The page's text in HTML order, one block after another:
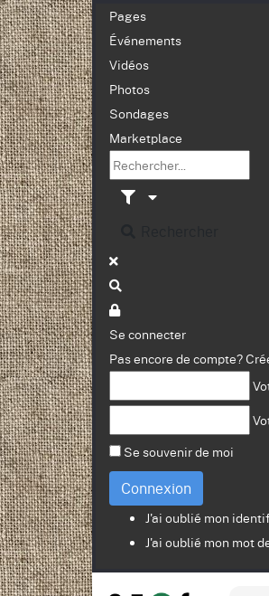
Pages
Événements
Vidéos
Photos
Sondages
Marketplace
Se connecter
Pas encore de compte?
Se souvenir de moi
Connexion
J'ai oublié mon
J'ai oublié mon mot